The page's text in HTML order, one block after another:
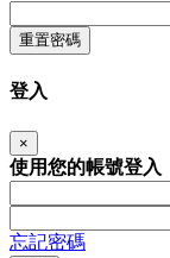
重置密碼
登入
×
使用您的帳號登入
忘記密碼